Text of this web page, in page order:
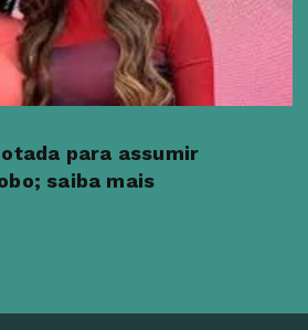
para assumir
saiba mais